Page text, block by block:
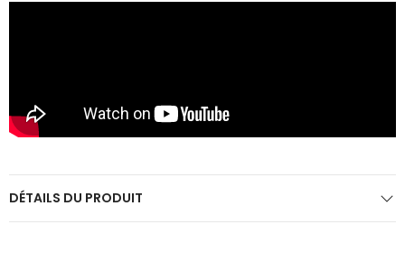
DÉTAILS DU PRODUIT